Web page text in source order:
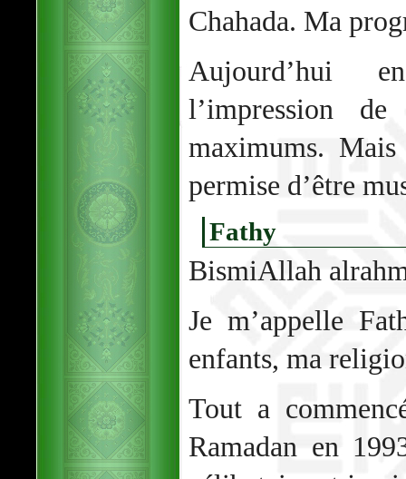
Chahada. Ma
Aujourd’hui
l’impression
maximums.
permise d’être
Fathy
BismiAllah
Je m’appelle
enfants, ma
Tout a
Ramadan en